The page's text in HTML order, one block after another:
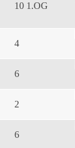
10 1.OG
4
6
2
6